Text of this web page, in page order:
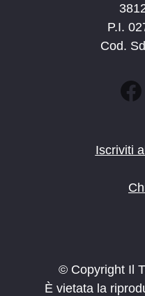
P.I.
Cod.
Iscriviti
© Copyright Il
È vietata la